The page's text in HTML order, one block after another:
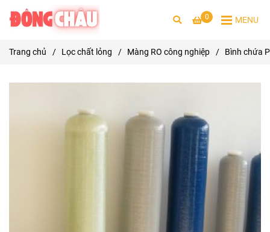
0 MENU
Trang chủ / Lọc chất lỏng / Màng RO công nghiệp / Bình chứa